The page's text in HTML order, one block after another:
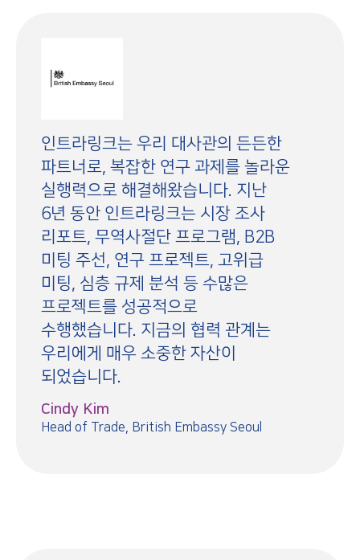
인트라링크는 우리 대사관의 든든한
파트너로, 복잡한 연구 과제를 놀라운
실행력으로 해결해왔습니다. 지난
6년 동안 인트라링크는 시장 조사
리포트, 무역사절단 프로그램, B2B
미팅 주선, 연구 프로젝트, 고위급
미팅, 심층 규제 분석 등 수많은
프로젝트를 성공적으로
수행했습니다. 지금의 협력 관계는
우리에게 매우 소중한 자산이
되었습니다.
Cindy Kim
Head of Trade, British Embassy Seoul